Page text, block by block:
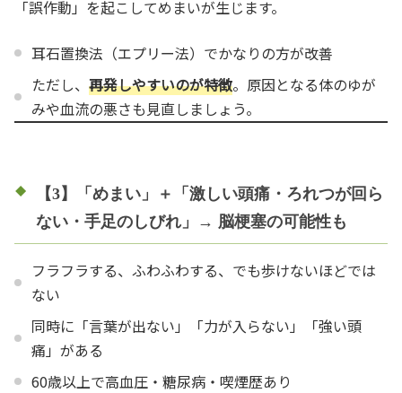
「誤作動」を起こしてめまいが生じます。
耳石置換法（エプリー法）でかなりの方が改善
ただし、再発しやすいのが特徴。原因となる体のゆが
みや血流の悪さも見直しましょう。
【3】「めまい」＋「激しい頭痛・ろれつが回ら
ない・手足のしびれ」→ 脳梗塞の可能性も
フラフラする、ふわふわする、でも歩けないほどでは
ない
同時に「言葉が出ない」「力が入らない」「強い頭
痛」がある
60歳以上で高血圧・糖尿病・喫煙歴あり